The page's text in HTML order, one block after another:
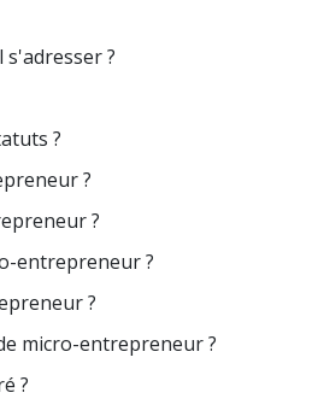
?
?
?
?
entrepreneur ?
?
micro-entrepreneur ?
?